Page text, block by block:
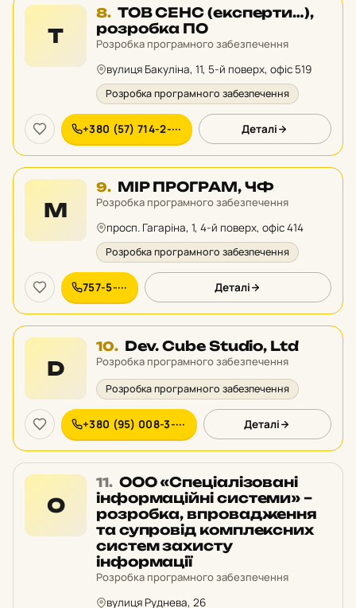
Т
8. Місце
8
у
ТОВ СЕНС (експерти…),
розробка ПО
Розробка програмного забезпечення
вулиця Бакуліна, 11, 5-й поверх, офіс 519
Розробка програмного забезпечення
+380 (57) 714-2-··· Деталі
М
9. Місце
9
рейтингу:
МІР ПРОГРАМ, ЧФ
Розробка програмного забезпечення
просп. Гагаріна, 1, 4-й поверх, офіс 414
Розробка програмного забезпечення
757-5-··· Деталі
D
10. Місце
10
у
рейтингу:
Dev. Cube Studio, Ltd
Розробка програмного забезпечення
Розробка програмного забезпечення
+380 (95) 008-3-··· Деталі
О
11. Місце
11
у
рейтингу:
ООО «Спеціалізовані
інформаційні системи» –
розробка, впровадження
та супровід комплексних
систем захисту
інформації
Розробка програмного забезпечення
вулиця Руднева, 26